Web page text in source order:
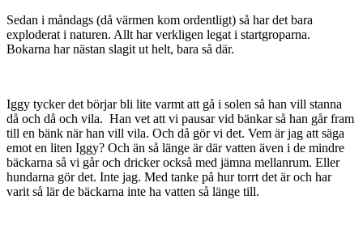
Sedan i måndags (då värmen kom ordentligt) så har det bara
exploderat i naturen. Allt har verkligen legat i startgroparna.
Bokarna har nästan slagit ut helt, bara så där.
Iggy tycker det börjar bli lite varmt att gå i solen så han vill stanna
då och då och vila. Han vet att vi pausar vid bänkar så han går fram
till en bänk när han vill vila. Och då gör vi det. Vem är jag att säga
emot en liten Iggy? Och än så länge är där vatten även i de mindre
bäckarna så vi går och dricker också med jämna mellanrum. Eller
hundarna gör det. Inte jag. Med tanke på hur torrt det är och har
varit så lär de bäckarna inte ha vatten så länge till.